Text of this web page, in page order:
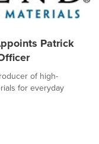
Patrick
of high-
for everyday